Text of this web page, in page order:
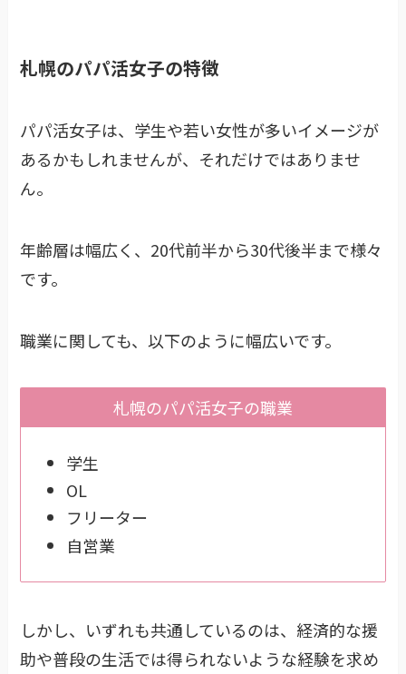
札幌のパパ活女子の特徴
パパ活女子は、学生や若い女性が多いイメージが
あるかもしれませんが、それだけではありませ
ん。
年齢層は幅広く、20代前半から30代後半まで様々
です。
職業に関しても、以下のように幅広いです。
札幌のパパ活女子の職業
学生
OL
フリーター
自営業
しかし、いずれも共通しているのは、経済的な援
助や普段の生活では得られないような経験を求め